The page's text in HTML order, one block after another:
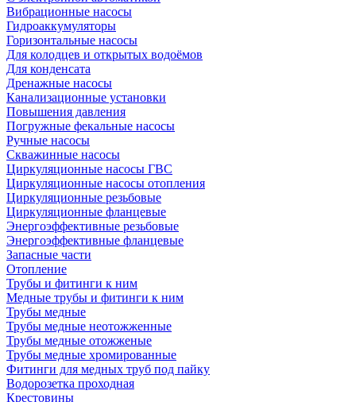
Вибрационные насосы
Гидроаккумуляторы
Горизонтальные насосы
Для колодцев и открытых водоёмов
Для конденсата
Дренажные насосы
Канализационные установки
Повышения давления
Погружные фекальные насосы
Ручные насосы
Скважинные насосы
Циркуляционные насосы ГВС
Циркуляционные насосы отопления
Циркуляционные резьбовые
Циркуляционные фланцевые
Энергоэффективные резьбовые
Энергоэффективные фланцевые
Запасные части
Отопление
Трубы и фитинги к ним
Медные трубы и фитинги к ним
Трубы медные
Трубы медные неотожженные
Трубы медные отожженые
Трубы медные хромированные
Фитинги для медных труб под пайку
Водорозетка проходная
Крестовины